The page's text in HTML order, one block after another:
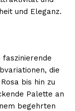
und Eleganz.
die
bis hin zu
Palette an
begehrten